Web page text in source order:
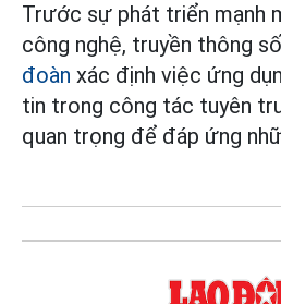
Trước sự phát triển mạnh
công nghệ, truyền thông
đoàn xác định việc ứng
tin trong công tác tuyên
quan trọng để đáp ứng